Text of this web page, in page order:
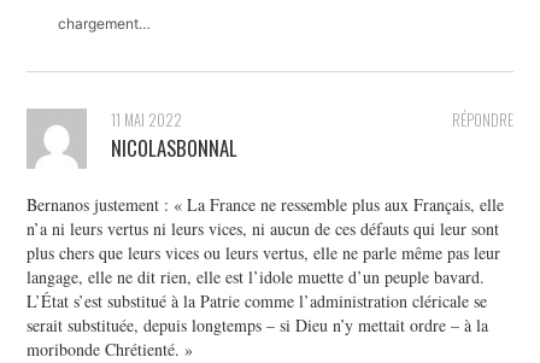
chargement…
RÉPONDRE
11 MAI 2022
NICOLASBONNAL
Bernanos justement : « La France ne ressemble plus aux Français, elle
n’a ni leurs vertus ni leurs vices, ni aucun de ces défauts qui leur sont
plus chers que leurs vices ou leurs vertus, elle ne parle même pas leur
langage, elle ne dit rien, elle est l’idole muette d’un peuple bavard.
L’État s’est substitué à la Patrie comme l’administration cléricale se
serait substituée, depuis longtemps – si Dieu n’y mettait ordre – à la
moribonde Chrétienté. »